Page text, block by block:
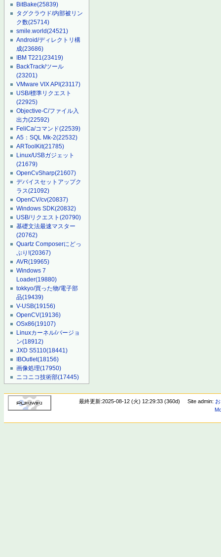
BitBake(25839)
タグクラウド/内部被リン
ク数(25714)
smile.world(24521)
Android/ディレクトリ構
成(23686)
IBM T221(23419)
BackTrack/ツール
(23201)
VMware VIX API(23117)
USB/標準リクエスト
(22925)
Objective-C/ファイル入
出力(22592)
FeliCa/コマンド(22539)
A5：SQL Mk-2(22532)
ARToolKit(21785)
Linux/USBガジェット
(21679)
OpenCvSharp(21607)
デバイスセットアップク
ラス(21092)
OpenCV/cv(20837)
Windows SDK(20832)
USB/リクエスト(20790)
基礎文法最速マスター
(20762)
Quartz Composerにどっ
ぷり!(20367)
AVR(19965)
Windows 7
Loader(19880)
tokkyo/買った物/電子部
品(19439)
V-USB(19156)
OpenCV(19136)
OSx86(19107)
Linuxカーネル/バージョ
ン(18912)
JXD S5110(18441)
IBOutlet(18156)
画像処理(17950)
ニコニコ技術部(17445)
最終更新:2025-08-12 (火) 12:29:33 (360d) Site admin: